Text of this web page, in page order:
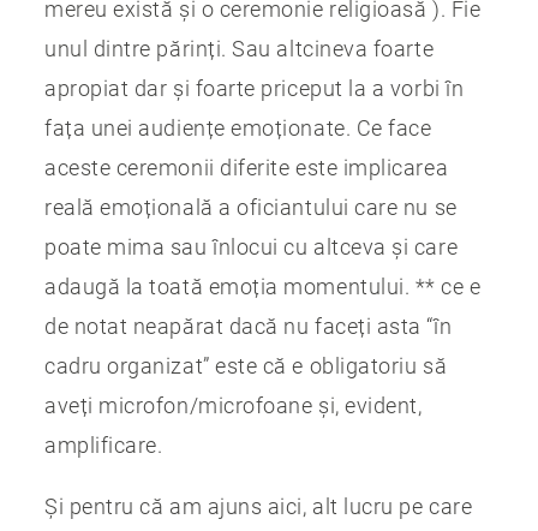
mereu există și o ceremonie religioasă ). Fie
unul dintre părinți. Sau altcineva foarte
apropiat dar și foarte priceput la a vorbi în
fața unei audiențe emoționate. Ce face
aceste ceremonii diferite este implicarea
reală emoțională a oficiantului care nu se
poate mima sau înlocui cu altceva și care
adaugă la toată emoția momentului. ** ce e
de notat neapărat dacă nu faceți asta “în
cadru organizat” este că e obligatoriu să
aveți microfon/microfoane și, evident,
amplificare.
Și pentru că am ajuns aici, alt lucru pe care